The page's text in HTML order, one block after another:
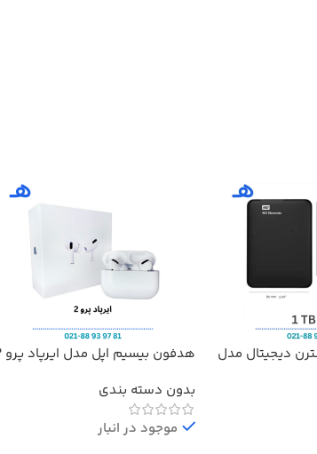
دیجیتال مدل
هدفون بیسیم اپل مدل ایرپاد پرو 2
بدون دسته بندی
موجود در انبار